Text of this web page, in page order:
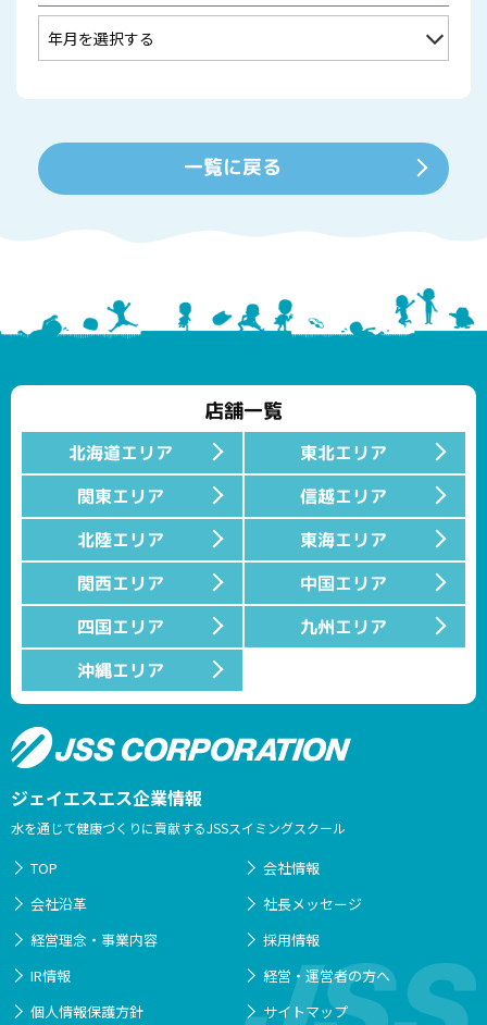
一覧に戻る
店舗一覧
北海道エリア
東北エリア
関東エリア
信越エリア
北陸エリア
東海エリア
関西エリア
中国エリア
四国エリア
九州エリア
沖縄エリア
ジェイエスエス企業情報
水を通じて健康づくりに貢献するJSSスイミングスクール
TOP
会社情報
会社沿革
社長メッセージ
経営理念・事業内容
採用情報
IR情報
経営・運営者の方へ
個人情報保護方針
サイトマップ